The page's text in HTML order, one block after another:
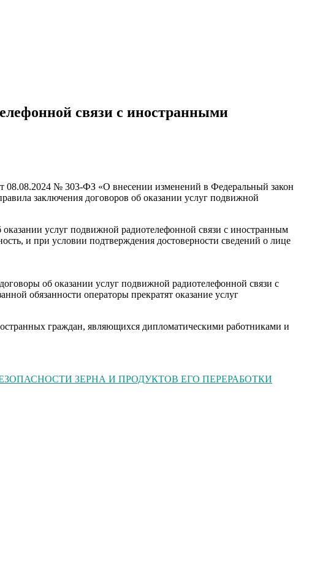
связи с иностранными
08.08.2024 № 303-ФЗ «О внесении изменений в Федеральный закон
заключения договоров об оказании услуг подвижной
услуг подвижной радиотелефонной связи с иностранным
и при условии подтверждения достоверности сведений о лице
об оказании услуг подвижной радиотелефонной связи с
обязанности операторы прекратят оказание услуг
граждан, являющихся дипломатическими работниками и
ЗЕРНА И ПРОДУКТОВ ЕГО ПЕРЕРАБОТКИ